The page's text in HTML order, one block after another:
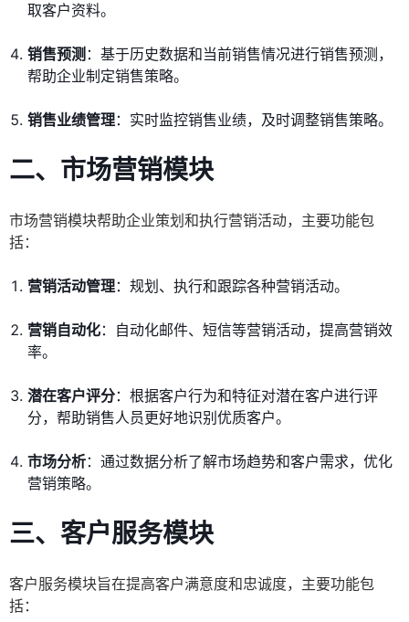
取客户资料。
销售预测 ：基于历史数据和当前销售情况进行销售预测，
帮助企业制定销售策略。
销售业绩管理：实时监控销售业绩，及时调整销售策略。
二、市场营销模块
市场营销模块帮助企业策划和执行营销活动，主要功能包
括：
营销活动管理：规划、执行和跟踪各种营销活动。
营销自动化：自动化邮件、短信等营销活动，提高营销效
率。
潜在客户评分：根据客户行为和特征对潜在客户进行评
分，帮助销售人员更好地识别优质客户。
市场分析：通过数据分析了解市场趋势和客户需求，优化
营销策略。
三、客户服务模块
客户服务模块旨在提高客户满意度和忠诚度，主要功能包
括：